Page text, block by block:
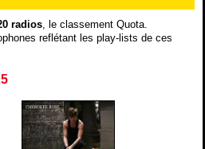
radios, le classement Quota.
reflétant les play-lists de ces